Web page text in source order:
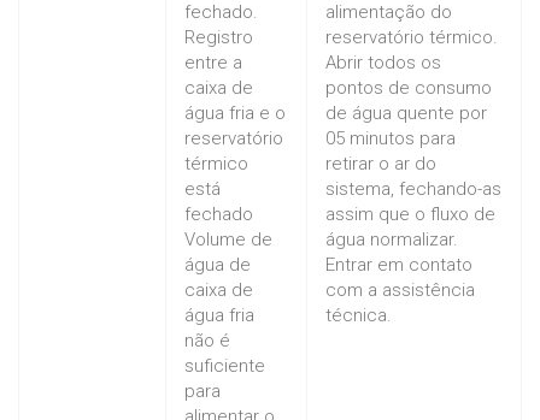
fechado.
Registro
entre a
caixa de
água fria e o
reservatório
térmico
está
fechado
Volume de
água de
caixa de
água fria
não é
suficiente
para
alimentação do
reservatório térmico.
Abrir todos os
pontos de consumo
de água quente por
05 minutos para
retirar o ar do
sistema, fechando-as
assim que o fluxo de
água normalizar.
Entrar em contato
com a assistência
técnica.